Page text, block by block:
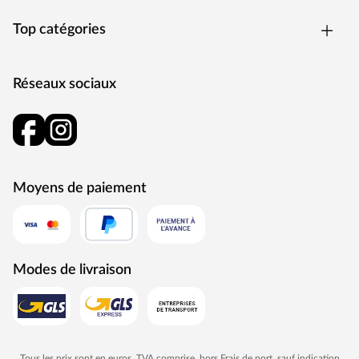
Imprégnation en autoclave pour une longue durée de
imprégné en autoclave, ce qui la protège longtemps des
pouvez appliquer une couche de peinture sur votre
cabane de jardin sur pilotis. Consultez notre gamme
d'accessoires.
Les instructions détaillées et faciles à comprendre
permettent un montage rapide.
Extensible individuellement
option par d'autres accessoires, tels qu'une extension de
balançoire, des poignées de maintien, des roues
pivotantes. Consultez notre large gamme d'accessoires.
Top catégories
Réseaux sociaux
Moyens de paiement
Modes de livraison